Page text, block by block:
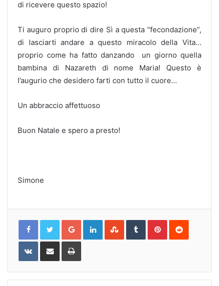
di ricevere questo spazio!
Ti auguro proprio di dire Sì a questa “fecondazione”,
di lasciarti andare a questo miracolo della Vita…
proprio come ha fatto danzando un giorno quella
bambina di Nazareth di nome Maria! Questo è
l’augurio che desidero farti con tutto il cuore…
Un abbraccio affettuoso
Buon Natale e spero a presto!
Simone
Google+LinkedInStumbleUpon
TumblrPinterestReddit
VKontakteShare
Email
Print